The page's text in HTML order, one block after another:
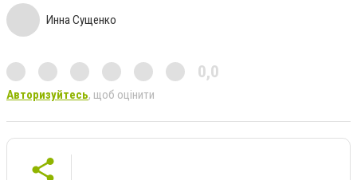
Инна Сущенко
0,0
Авторизуйтесь, щоб оцінити